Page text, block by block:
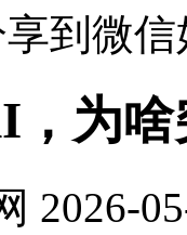
到微
，为
2026-